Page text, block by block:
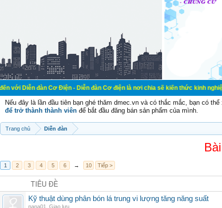
đàn Cơ Điện - Diễn đàn Cơ điện là nơi chia sẽ kiến thức kinh nghiệm trong
Nếu đây là lần đầu tiên bạn ghé thăm dmec.vn và có thắc mắc, bạn có
để trở thành thành viên để bắt đầu đăng bán sản phẩm của mình.
Trang chủ Diễn đàn
1 2 3 4 5 6 → 10 Tiếp >
TIÊU ĐỀ
Kỹ thuật dùng phân bón lá trung vi lượng tăng năng suất
nana01
Giao lưu